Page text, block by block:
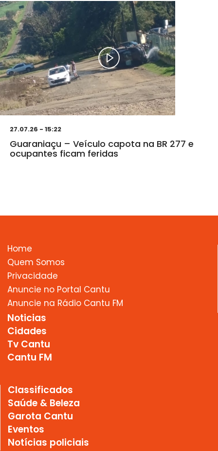
27.07.26 - 15:22
Guaraniaçu – Veículo capota na BR 277 e
ocupantes ficam feridas
Home
Quem Somos
Privacidade
Anuncie no Portal Cantu
Anuncie na Rádio Cantu FM
Noticias
Cidades
Tv Cantu
Cantu FM
Classificados
Saúde & Beleza
Garota Cantu
Eventos
Notícias policiais